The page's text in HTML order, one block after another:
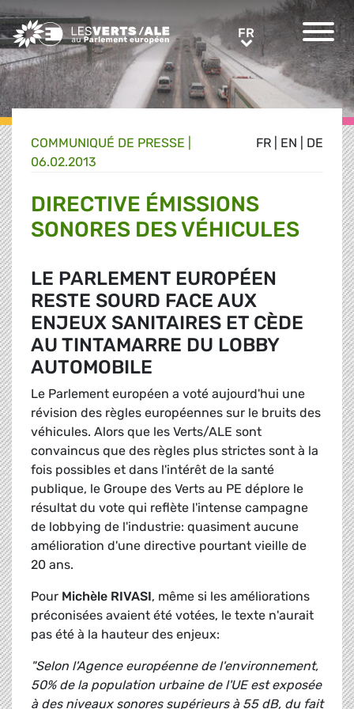
Greens/EFA Home FR FR
FR EN DE
COMMUNIQUÉ DE PRESSE
06.02.2013
DIRECTIVE ÉMISSIONS
SONORES DES VÉHICULES
LE PARLEMENT EUROPÉEN
RESTE SOURD FACE AUX
ENJEUX SANITAIRES ET CÈDE
AU TINTAMARRE DU LOBBY
AUTOMOBILE
Le Parlement européen a voté aujourd'hui une
révision des règles européennes sur le bruits des
véhicules. Alors que les Verts/ALE sont
convaincus que des règles plus strictes sont à la
fois possibles et dans l'intérêt de la santé
publique, le Groupe des Verts au PE déplore le
résultat du vote qui reflète l'intense campagne
de lobbying de l'industrie: quasiment aucune
amélioration d'une directive pourtant vieille de
20 ans.
Pour Michèle RIVASI, même si les améliorations
préconisées avaient été votées, le texte n'aurait
pas été à la hauteur des enjeux:
"Selon l'Agence européenne de l'environnement,
50% de la population urbaine de l'UE est exposée
à des niveaux sonores supérieurs à 55 dB, du fait